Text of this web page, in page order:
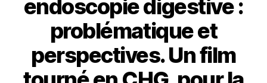
endoscopie digestive :
problématique et
perspectives. Un film